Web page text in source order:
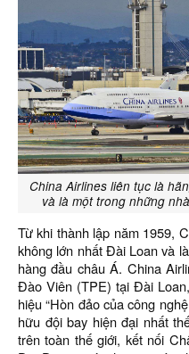
China Airlines liên tục là
và là một trong những
Từ khi thành lập năm 1959,
không lớn nhất Đài Loan và
hàng đầu châu Á. China
Đào Viên (TPE) tại Đài
hiệu “Hòn đảo của công
hữu đội bay hiện đại nhất
trên toàn thế giới, kết nối